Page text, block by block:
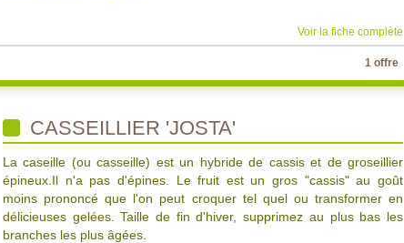
Voir la fiche complète
1 offre
CASSEILLIER 'JOSTA'
La caseille (ou casseille) est un hybride de cassis et de groseillier
épineux.Il n'a pas d'épines. Le fruit est un gros "cassis" au goût
moins prononcé que l'on peut croquer tel quel ou transformer en
délicieuses gelées. Taille de fin d'hiver, supprimez au plus bas les
branches les plus âgées.